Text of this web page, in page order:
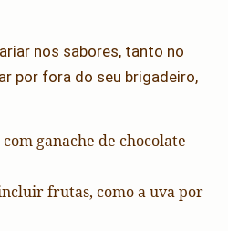
nos sabores, tanto no
por fora do seu brigadeiro,
ganache de chocolate
frutas, como a uva por